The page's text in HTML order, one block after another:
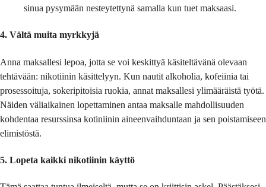
sinua pysymään nesteytettynä samalla kun tuet maksaasi.
4. Vältä muita myrkkyjä
Anna maksallesi lepoa, jotta se voi keskittyä käsiteltävänä olevaan
tehtävään: nikotiinin käsittelyyn. Kun nautit alkoholia, kofeiinia tai
prosessoituja, sokeripitoisia ruokia, annat maksallesi ylimääräistä työtä.
Näiden väliaikainen lopettaminen antaa maksalle mahdollisuuden
kohdentaa resurssinsa kotiniinin aineenvaihduntaan ja sen poistamiseen
elimistöstä.
5. Lopeta kaikki nikotiinin käyttö